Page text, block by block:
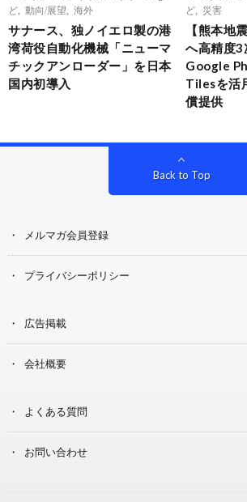
ど
動向/展望 海外
サナース、独ノイエロ製の港
湾荷役自動化機械「ニューマ
チックアンローダー」を日本
国内初導入
ど
災害
【熊本地
へ高精度3
Google
Tilesを活
償提供
Back to Top
メルマガ会員登録
プライバシーポリシー
広告掲載
会社概要
よくある質問
お問い合わせ